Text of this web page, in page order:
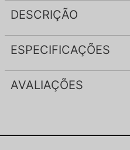
DESCRIÇÃO
ESPECIFICAÇÕES
AVALIAÇÕES